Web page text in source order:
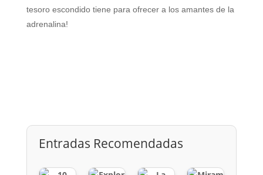
tesoro escondido tiene para ofrecer a los amantes de la
adrenalina!
Entradas Recomendadas